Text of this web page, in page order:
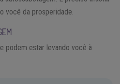
você da prosperidade.
podem estar levando você à